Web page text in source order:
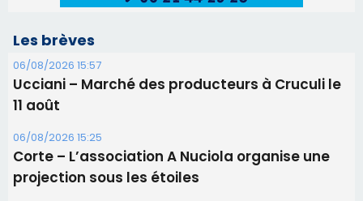
Les brèves
06/08/2026 15:57
Ucciani – Marché des producteurs à Cruculi le
11 août
06/08/2026 15:25
Corte – L’association A Nuciola organise une
projection sous les étoiles